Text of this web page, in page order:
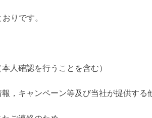
りです。
人確認を行うことを含む）
，キャンペーン等及び当社が提供す